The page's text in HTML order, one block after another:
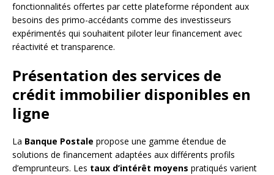
fonctionnalités offertes par cette plateforme répondent aux
besoins des primo-accédants comme des investisseurs
expérimentés qui souhaitent piloter leur financement avec
réactivité et transparence.
Présentation des services de
crédit immobilier disponibles en
ligne
La Banque Postale propose une gamme étendue de
solutions de financement adaptées aux différents profils
d’emprunteurs. Les taux d’intérêt moyens pratiqués varient